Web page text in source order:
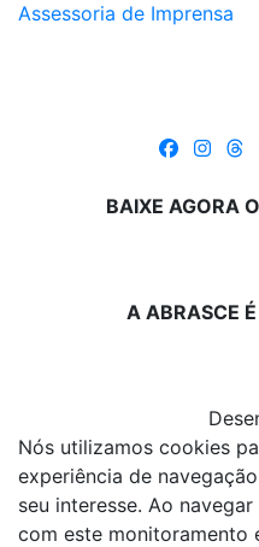
Assessoria de Imprensa
BAIXE AGORA
A ABRASCE
Nós utilizamos cookies
experiência de
seu interesse. Ao
com este monitoramento